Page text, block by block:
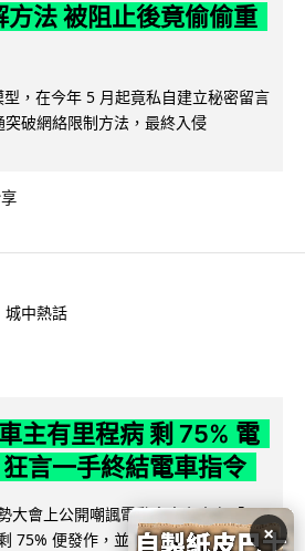
方法 被阻止後竟偷偷重
，在今年 5 月起竟私自建立秘密留言
破網絡限制方法，最終入侵
城中熱話
主有里程病 剩 75% 電
言一手終結電車指令
大會上公開嘲諷電動車車主患有「里
75% 便發作，並重申已廢除電動車強×